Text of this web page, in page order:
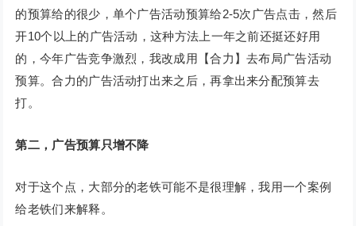
的预算给的很少，单个广告活动预算给2-5次广告点击，然后
开10个以上的广告活动，这种方法上一年之前还挺还好用
的，今年广告竞争激烈，我改成用【合力】去布局广告活动
预算。合力的广告活动打出来之后，再拿出来分配预算去
打。
第二，广告预算只增不降
对于这个点，大部分的老铁可能不是很理解，我用一个案例
给老铁们来解释。